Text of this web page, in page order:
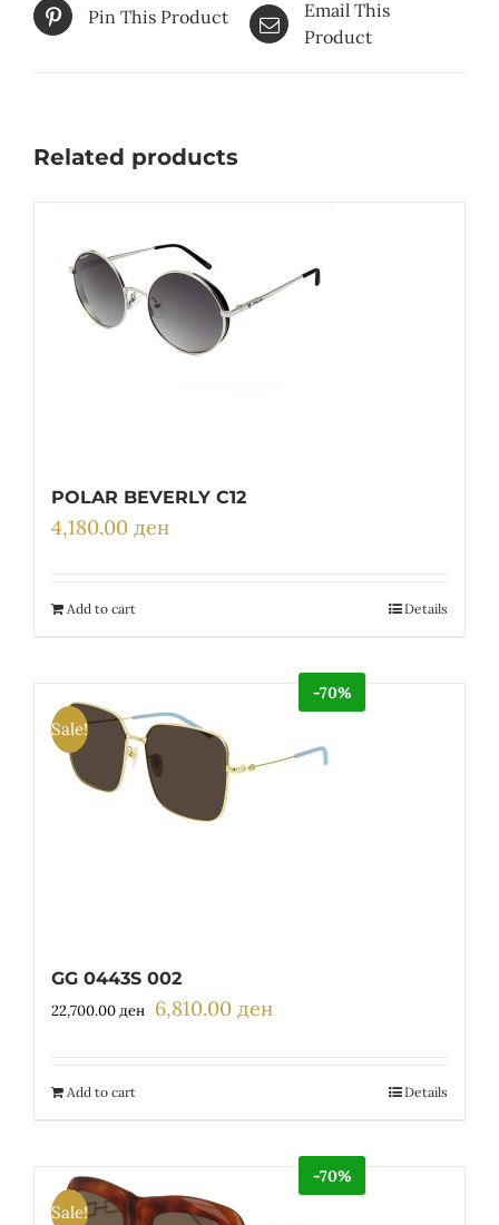
Pin This Product
Email This
Product
Related products
POLAR BEVERLY C12
4,180.00 ден
Add to cart Details
Sale!
-70%
GG 0443S 002
22,700.00ден Original
6,810.00 денCurrent
Add to cart Details
Sale!
-70%